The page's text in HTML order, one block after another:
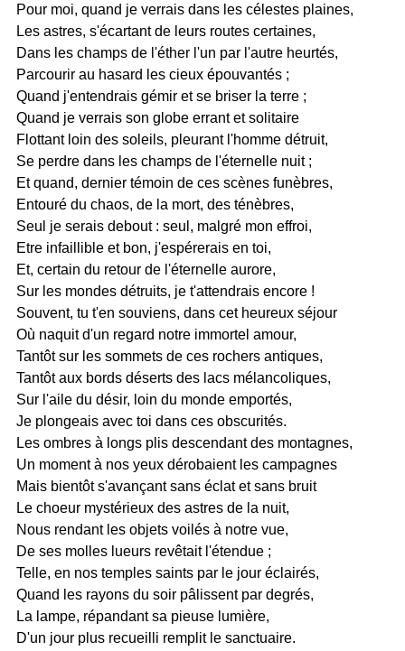
Pour moi, quand je verrais dans les célestes plaines,
Les astres, s'écartant de leurs routes certaines,
Dans les champs de l'éther l'un par l'autre heurtés,
Parcourir au hasard les cieux épouvantés ;
Quand j'entendrais gémir et se briser la terre ;
Quand je verrais son globe errant et solitaire
Flottant loin des soleils, pleurant l'homme détruit,
Se perdre dans les champs de l'éternelle nuit ;
Et quand, dernier témoin de ces scènes funèbres,
Entouré du chaos, de la mort, des ténèbres,
Seul je serais debout : seul, malgré mon effroi,
Etre infaillible et bon, j'espérerais en toi,
Et, certain du retour de l'éternelle aurore,
Sur les mondes détruits, je t'attendrais encore !
Souvent, tu t'en souviens, dans cet heureux séjour
Où naquit d'un regard notre immortel amour,
Tantôt sur les sommets de ces rochers antiques,
Tantôt aux bords déserts des lacs mélancoliques,
Sur l'aile du désir, loin du monde emportés,
Je plongeais avec toi dans ces obscurités.
Les ombres à longs plis descendant des montagnes,
Un moment à nos yeux dérobaient les campagnes
Mais bientôt s'avançant sans éclat et sans bruit
Le choeur mystérieux des astres de la nuit,
Nous rendant les objets voilés à notre vue,
De ses molles lueurs revêtait l'étendue ;
Telle, en nos temples saints par le jour éclairés,
Quand les rayons du soir pâlissent par degrés,
La lampe, répandant sa pieuse lumière,
D'un jour plus recueilli remplit le sanctuaire.